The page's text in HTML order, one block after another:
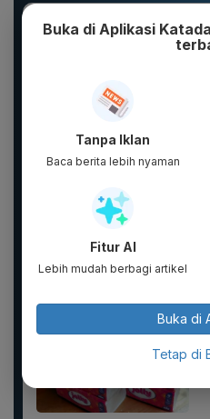
Lip Serum 7g | Lip
Serum 3in1 |
Melembapkan,...
Buka di Aplikasi
Tanpa Iklan
Baca berita lebih nyaman
Fitur AI
Lebih mudah berbagi artikel
Buka di
Tetap di